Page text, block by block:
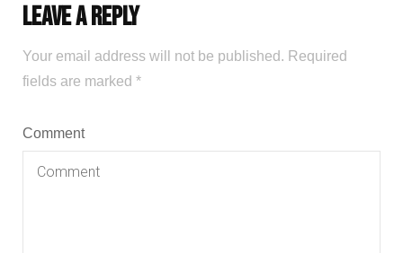
Leave a Reply
Your email address will not be published. Required
fields are marked *
Comment